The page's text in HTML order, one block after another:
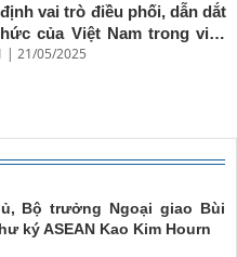
vai trò điều phối, dẫn dắt
của Việt Nam trong việc
nghĩa đa phương, đoàn
| 21/05/2025
Bộ trưởng Ngoại giao Bùi
ký ASEAN Kao Kim Hourn